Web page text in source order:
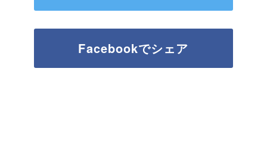
Facebookでシェア